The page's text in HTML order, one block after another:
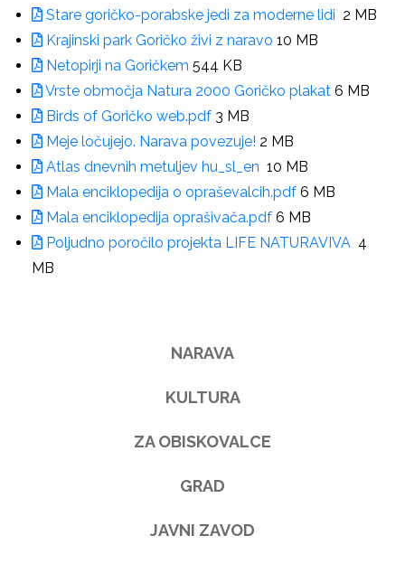
Stare goričko-porabske jedi za moderne lidi 2 MB
Krajinski park Goričko živi z naravo 10 MB
Netopirji na Goričkem 544 KB
Vrste območja Natura 2000 Goričko plakat 6 MB
Birds of Goričko web.pdf 3 MB
Meje ločujejo. Narava povezuje! 2 MB
Atlas dnevnih metuljev hu_sl_en 10 MB
Mala enciklopedija o opraševalcih.pdf 6 MB
Mala enciklopedija oprašivača.pdf 6 MB
Poljudno poročilo projekta LIFE NATURAVIVA 4
MB
NARAVA
KULTURA
ZA OBISKOVALCE
GRAD
JAVNI ZAVOD